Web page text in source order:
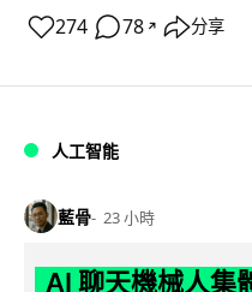
274 78 ↗ 分享
人工智能
藍骨 23 小時
AI 聊天機械人